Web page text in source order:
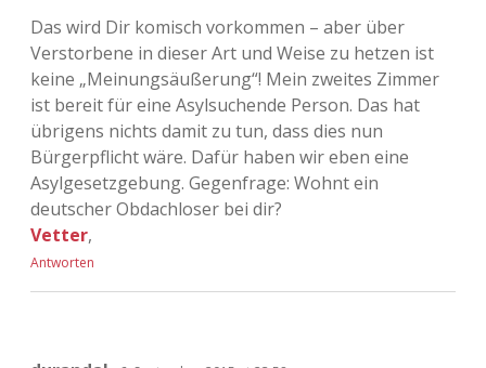
Das wird Dir komisch vorkommen – aber über
Verstorbene in dieser Art und Weise zu hetzen ist
keine „Meinungsäußerung“! Mein zweites Zimmer
ist bereit für eine Asylsuchende Person. Das hat
übrigens nichts damit zu tun, dass dies nun
Bürgerpflicht wäre. Dafür haben wir eben eine
Asylgesetzgebung. Gegenfrage: Wohnt ein
deutscher Obdachloser bei dir?
Vetter,
Antworten